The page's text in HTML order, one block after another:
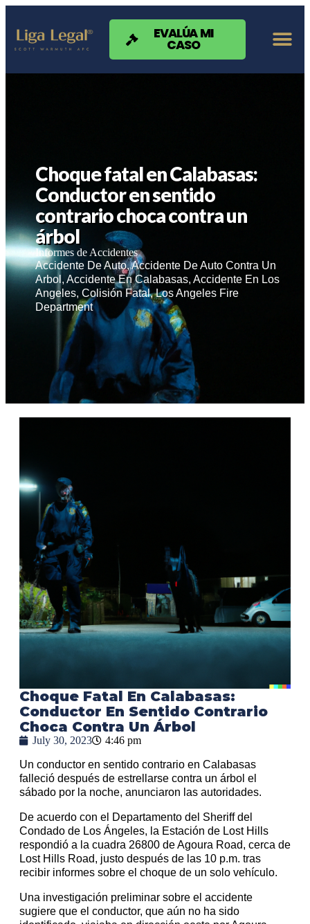
Nota:
sitio
web
EVALÚA MI
CASO
Choque fatal en Calabasas:
Conductor en sentido
contrario choca contra un
árbol
Informes de Accidentes
Accidente De Auto,Accidente De Auto Contra Un
Arbol ,Accidente En Calabasas,Accidente En Los
Angeles,Colisión Fatal,Los Angeles Fire
Department
Choque Fatal En Calabasas:
Conductor En Sentido Contrario
Choca Contra Un Árbol
July 30, 2023 4:46 pm
Un conductor en sentido contrario en Calabasas
falleció después de estrellarse contra un árbol el
sábado por la noche, anunciaron las autoridades.
De acuerdo con el Departamento del Sheriff del
Condado de Los Ángeles, la Estación de Lost Hills
respondió a la cuadra 26800 de Agoura Road, cerca de
Lost Hills Road, justo después de las 10 p.m. tras
recibir informes sobre el choque de un solo vehículo.
Una investigación preliminar sobre el accidente
sugiere que el conductor, que aún no ha sido